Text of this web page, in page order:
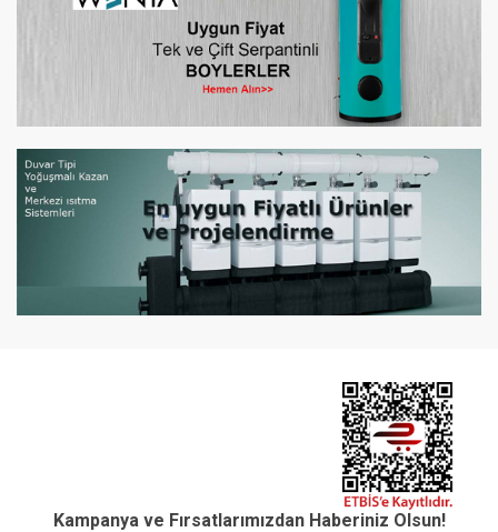
Kampanya ve Fırsatlarımızdan Haberiniz Olsun!